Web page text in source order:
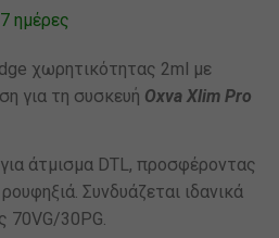
ημέρες
χωρητικότητας 2ml με
για τη συσκευή Oxva Xlim Pro
άτμισμα DTL, προσφέροντας
Συνδυάζεται ιδανικά
70VG/30PG.